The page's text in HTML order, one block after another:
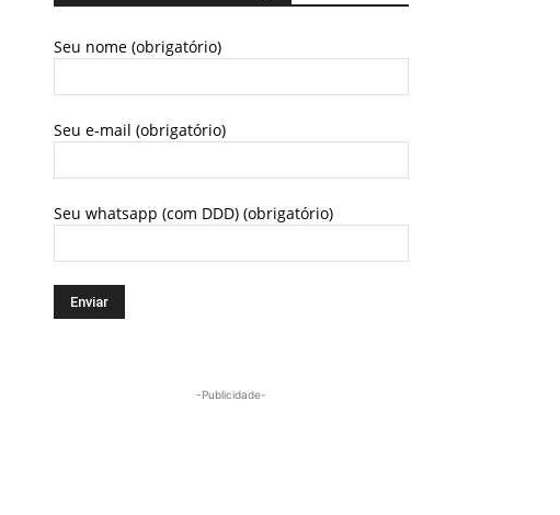
Seu nome (obrigatório)
Seu e-mail (obrigatório)
Seu whatsapp (com DDD) (obrigatório)
-Publicidade-